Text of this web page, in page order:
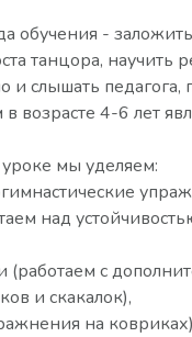
обучения -
танцора, научить
и слышать педагога,
возрасте 4-6 лет
мы уделяем:
над
с
и скакалок),
на